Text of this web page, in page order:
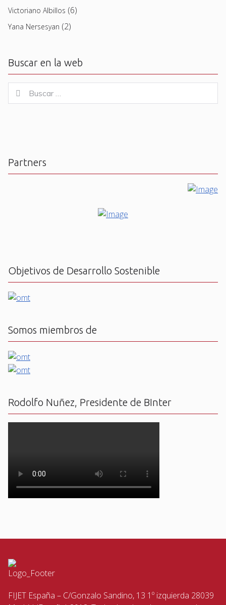
Victoriano Albillos (6)
Yana Nersesyan (2)
Buscar en la web
for:
Buscar
Partners
Objetivos de Desarrollo Sostenible
Somos miembros de
Rodolfo Nuñez, Presidente de BInter
FIJET España – C/Gonzalo Sandino, 13 1º izquierda 28039